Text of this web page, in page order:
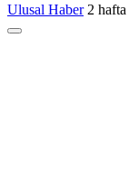
Ulusal Haber 2